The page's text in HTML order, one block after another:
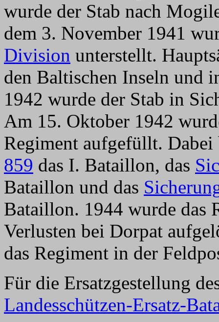
wurde der Stab nach
dem 3. November 1941
Division unterstellt.
den Baltischen Inseln und
1942 wurde der Stab in
Am 15. Oktober 1942
Regiment aufgefüllt.
859 das I. Bataillon, das
Bataillon und das
Bataillon. 1944 wurde das
Verlusten bei Dorpat
das Regiment in der
Für die Ersatzgestellung
Landesschützen-Ersatz-